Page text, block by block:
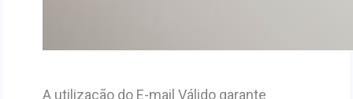
A utilização do E-mail Válido garante